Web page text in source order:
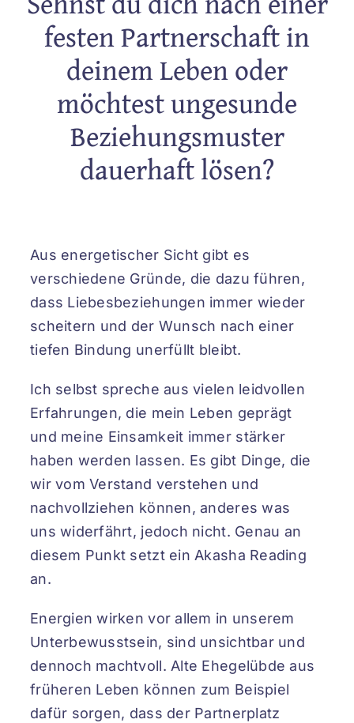
festen Partnerschaft in
deinem Leben oder
möchtest ungesunde
Beziehungsmuster
dauerhaft lösen?
Aus energetischer Sicht gibt es
verschiedene Gründe, die dazu führen,
dass Liebesbeziehungen immer wieder
scheitern und der Wunsch nach einer
tiefen Bindung unerfüllt bleibt.
Ich selbst spreche aus vielen leidvollen
Erfahrungen, die mein Leben geprägt
und meine Einsamkeit immer stärker
haben werden lassen. Es gibt Dinge, die
wir vom Verstand verstehen und
nachvollziehen können, anderes was
uns widerfährt, jedoch nicht. Genau an
diesem Punkt setzt ein Akasha Reading
an.
Energien wirken vor allem in unserem
Unterbewusstsein, sind unsichtbar und
dennoch machtvoll. Alte Ehegelübde aus
früheren Leben können zum Beispiel
dafür sorgen, dass der Partnerplatz